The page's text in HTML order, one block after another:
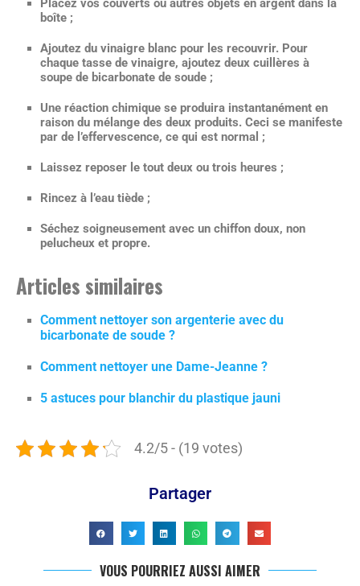
Placez vos couverts ou autres objets en argent dans la
boîte ;
Ajoutez du vinaigre blanc pour les recouvrir. Pour
chaque tasse de vinaigre, ajoutez deux cuillères à
soupe de bicarbonate de soude ;
Une réaction chimique se produira instantanément en
raison du mélange des deux produits. Ceci se manifeste
par de l’effervescence, ce qui est normal ;
Laissez reposer le tout deux ou trois heures ;
Rincez à l’eau tiède ;
Séchez soigneusement avec un chiffon doux, non
pelucheux et propre.
Articles similaires
Comment nettoyer son argenterie avec du
bicarbonate de soude ?
Comment nettoyer une Dame-Jeanne ?
5 astuces pour blanchir du plastique jauni
4.2/5 - (19 votes)
Partager
VOUS POURRIEZ AUSSI AIMER